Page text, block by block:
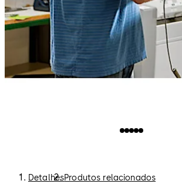
DetalhesProdutos relacionados